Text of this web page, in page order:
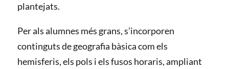
plantejats.
Per als alumnes més grans, s’incorporen
continguts de geografia bàsica com els
hemisferis, els pols i els fusos horaris, ampliant